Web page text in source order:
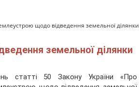
щодо відведення земельної ділянки
земельної ділянки
статті 50 Закону України «Про